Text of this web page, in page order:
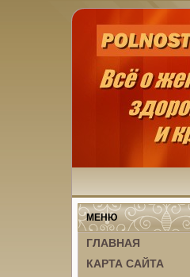
МЕНЮ
ГЛАВНАЯ
КАРТА САЙТА